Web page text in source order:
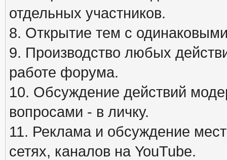
отдельных участников.
8. Открытие тем с
9. Производство любых
работе форума.
10. Обсуждение действий
вопросами - в личку.
11. Реклама и обсуждение
сетях, каналов на YouTube.